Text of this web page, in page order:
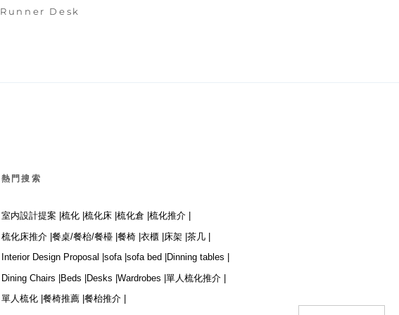
Runner Desk
熱門搜索
室内設計提案 | 梳化 | 梳化床 | 梳化倉 | 梳化推介 |
梳化床推介 | 餐桌/餐枱/餐檯 | 餐椅 | 衣櫃 | 床架 | 茶几 |
Interior Design Proposal | sofa | sofa bed |
Dinning tables |
Dining Chairs |Beds |Desks |Wardrobes |單人梳化推介 |
單人梳化 | 餐椅推薦 | 餐枱推介 |